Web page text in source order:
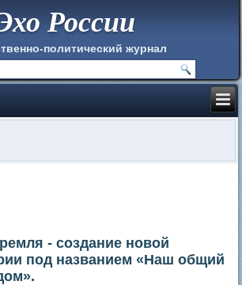
России
политический журнал
- создание новой
под названием «Наш общий